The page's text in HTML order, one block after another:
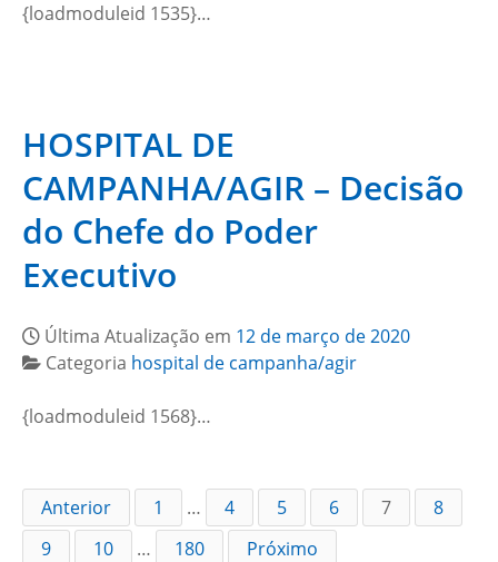
{loadmoduleid 1535}…
HOSPITAL DE
CAMPANHA/AGIR – Decisão
do Chefe do Poder
Executivo
Última Atualização em 12 de março de 2020
Categoria hospital de campanha/agir
{loadmoduleid 1568}…
Anterior 1 … 4 5 6 7
8
9
10 … 180 Próximo